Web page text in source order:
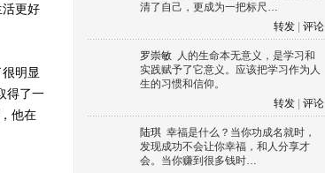
更好
明显
得了一
他在
清了自己，更成为一把标尺…
转发
评论
罗崇敏 人的生命本无意义，是学习和
实践赋予了它意义。应该把学习作为人
生的习惯和信仰。
转发
评论
陆琪 幸福是什么？当你功成名就时，
发现成功不会让你幸福，和人分享才
会。当你赚到很多钱时…